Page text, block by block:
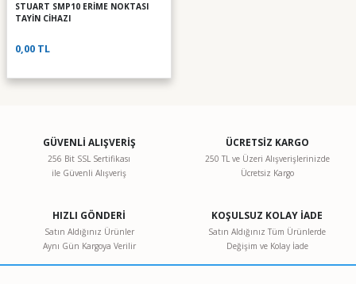
STUART SMP10 ERİME NOKTASI
TAYİN CİHAZI
0,00 TL
GÜVENLİ ALIŞVERİŞ
256 Bit SSL Sertifikası
ile Güvenli Alışveriş
ÜCRETSİZ KARGO
250 TL ve Üzeri Alışverişlerinizde
Ücretsiz Kargo
HIZLI GÖNDERİ
Satın Aldığınız Ürünler
Aynı Gün Kargoya Verilir
KOŞULSUZ KOLAY İADE
Satın Aldığınız Tüm Ürünlerde
Değişim ve Kolay İade